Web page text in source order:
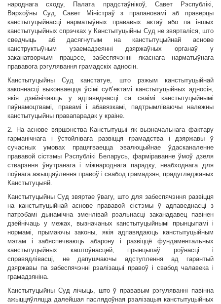
народнага сходу, Палата прадстаўнікоў, Савет Рэспублікі,
Вярхоўны Суд, Савет Міністраў з прапановамі аб праверцы
канстытуцыйнасці нарматыўных прававых актаў або па іншых
канстытуцыйных спрэчках у Канстытуцыйны Суд не звярталіся, што
сведчыць аб дасягнутым на канстытуцыйнай аснове
канструктыўным узаемадзеянні дзяржаўных органаў у
заканатворчым працэсе, забеспячэнні якаснага нарматыўнага
прававога рэгулявання грамадскіх адносін.
Канстытуцыйны Суд канстатуе, што рэжым канстытуцыйнай
законнасці выконваецца ўсімі суб’ектамі канстытуцыйных адносін,
якія дзейнічаюць у адпаведнасці са сваімі канстытуцыйнымі
паўнамоцтвамі, правамі і абавязкамі, падтрымліваючы належны
канстытуцыйны правапарадак у краіне.
2. На аснове вяршэнства Канстытуцыі як вызначальнага фактару
гарманічнага і ўстойлівага развіцця грамадства і дзяржавы ў
сучасных умовах працягваецца эвалюцыйнае ўдасканаленне
прававой сістэмы Рэспублікі Беларусь, фарміраванне ўмоў дзеля
стварэння ўнутранага і міжнароднага парадку, неабходнага для
поўнага ажыццяўлення правоў і свабод грамадзян, прадугледжаных
Канстытуцыяй.
Канстытуцыйны Суд звяртае ўвагу, што для забеспячэння развіцця
на канстытуцыйнай аснове прававой сістэмы ў адпаведнасці з
патрэбамі дынамічна зменлівай рэальнасці заканадавец павінен
дзейнічаць у межах, вызначаных канстытуцыйнымі прынцыпамі і
нормамі, прымаючы законы, якія адпавядаюць канстытуцыйным
мэтам і забяспечваюць абарону і развіццё фундаментальных
канстытуцыйных каштоўнасцей, прынцыпаў роўнасці і
справядлівасці, не дапушчаючы адступлення ад гарантый
дзяржавы па забеспячэнні рэалізацыі правоў і свабод чалавека і
грамадзяніна.
Канстытуцыйны Суд лічыць, што ў прававым рэгуляванні павінна
ажыццяўляцца далейшая паслядоўная рэалізацыя канстытуцыйных